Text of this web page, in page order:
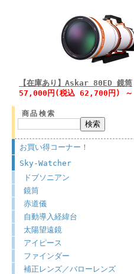
【在庫あり】Askar 80ED 鏡筒
57,000円(税込 62,700円) ～
商品検索
お買い得コーナー！
Sky-Watcher
ドブソニアン
鏡筒
赤道儀
自動導入経緯台
太陽望遠鏡
アイピース
ファインダー
補正レンズ／バローレンズ